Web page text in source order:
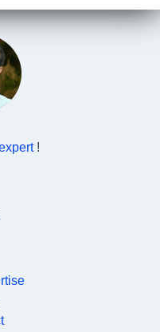
!